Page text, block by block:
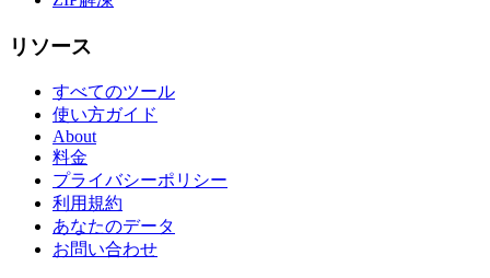
リソース
すべてのツール
使い方ガイド
About
料金
プライバシーポリシー
利用規約
あなたのデータ
お問い合わせ